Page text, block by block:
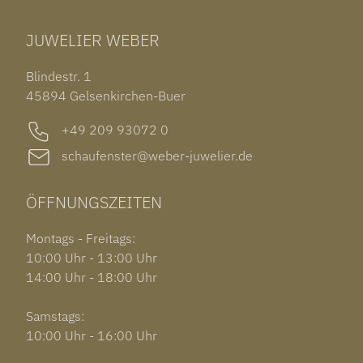
OHRSCHMUCK
OUT OF COLLECTION
ROLEX SUBMARINER DATE
GARMIN VENU 3S
JUWELIER WEBER
Blindestr. 1
45894 Gelsenkirchen-Buer
+49 209 93072 0
schaufenster@weber-juwelier.de
ÖFFNUNGSZEITEN
Montags - Freitags:
10:00 Uhr - 13:00 Uhr
14:00 Uhr - 18:00 Uhr
Samstags:
10:00 Uhr - 16:00 Uhr